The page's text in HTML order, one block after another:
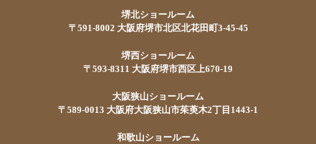
堺北ショールーム
〒591-8002 大阪府堺市北区北花田町3-45-45
堺西ショールーム
〒593-8311 大阪府堺市西区上670-19
大阪狭山ショールーム
〒589-0013 大阪府大阪狭山市茱萸木2丁目1443-1
和歌山ショールーム